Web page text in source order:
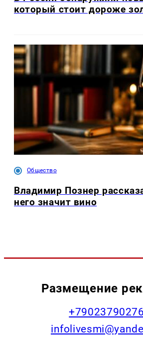
который стоит дороже
Общество
Владимир Познер
него значит вино
Размещение
+79023790276